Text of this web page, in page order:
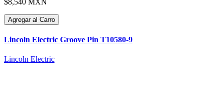
Agregar al Carro
Lincoln Electric Groove Pin T10580-9
Lincoln Electric